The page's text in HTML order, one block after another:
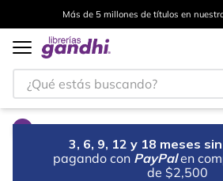
Más de 5 millones de títulos en
¿Qué estás buscando?
3, 6, 9, 12 y 18 meses
pagando con PayPal en
de $2,500